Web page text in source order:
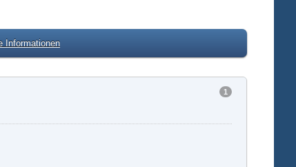
Informationen
1